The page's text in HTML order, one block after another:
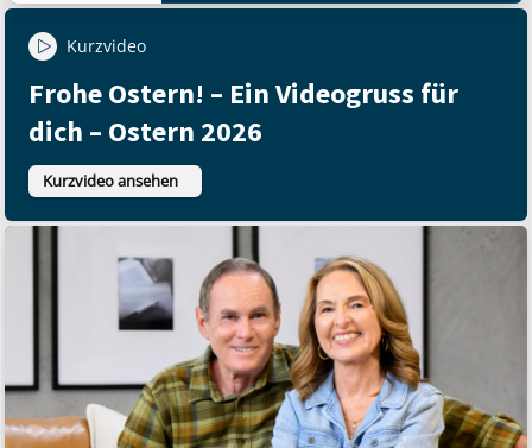
Kurzvideo
Frohe Ostern! – Ein Videogruss für
dich – Ostern 2026
Kurzvideo ansehen